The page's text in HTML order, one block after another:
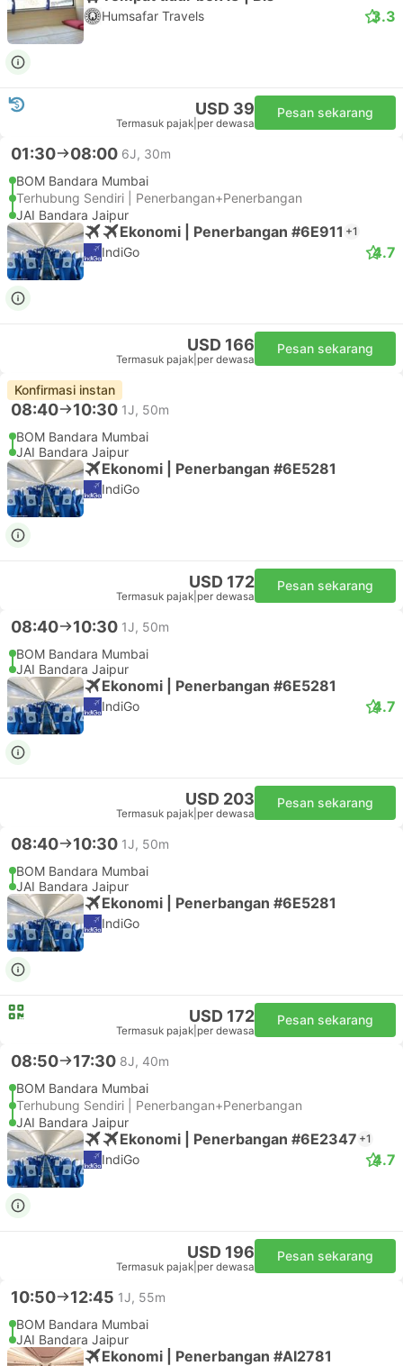
Humsafar Travels 3.3
USD 39
Termasuk pajak per dewasa
Pesan sekarang
01:30 08:00 6J, 30m
BOM Bandara Mumbai
Terhubung Sendiri | Penerbangan+Penerbangan
JAI Bandara Jaipur
Ekonomi | Penerbangan #6E911 +1
IndiGo 4.7
USD 166
Termasuk pajak per dewasa
Pesan sekarang
Konfirmasi instan
08:40 10:30 1J, 50m
BOM Bandara Mumbai
JAI Bandara Jaipur
Ekonomi | Penerbangan #6E5281
IndiGo
USD 172
Termasuk pajak per dewasa
Pesan sekarang
08:40 10:30 1J, 50m
BOM Bandara Mumbai
JAI Bandara Jaipur
Ekonomi | Penerbangan #6E5281
IndiGo 4.7
USD 203
Termasuk pajak per dewasa
Pesan sekarang
08:40 10:30 1J, 50m
BOM Bandara Mumbai
JAI Bandara Jaipur
Ekonomi | Penerbangan #6E5281
IndiGo
USD 172
Termasuk pajak per dewasa
Pesan sekarang
08:50 17:30 8J, 40m
BOM Bandara Mumbai
Terhubung Sendiri | Penerbangan+Penerbangan
JAI Bandara Jaipur
Ekonomi | Penerbangan #6E2347 +1
IndiGo 4.7
USD 196
Termasuk pajak per dewasa
Pesan sekarang
10:50 12:45 1J, 55m
BOM Bandara Mumbai
JAI Bandara Jaipur
Ekonomi | Penerbangan #AI2781